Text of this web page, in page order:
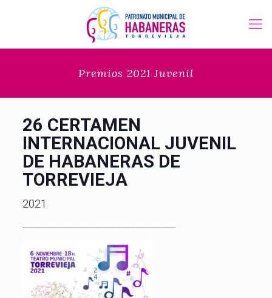
Premios 2021 Juvenil
26 CERTAMEN
INTERNACIONAL JUVENIL
DE HABANERAS DE
TORREVIEJA
2021